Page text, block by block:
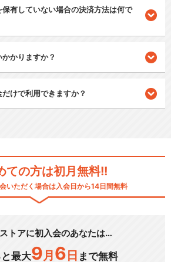
保有していない場合の決済方法は何で
かりますか？
けで利用できますか？
ての方は初月無料!!
いただく場合は入会日から14日間無料
トアに初入会のあなたは…
最大9 月 6 日 まで無料